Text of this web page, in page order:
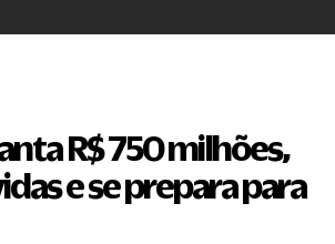
R$ 750 milhões,
e se prepara para